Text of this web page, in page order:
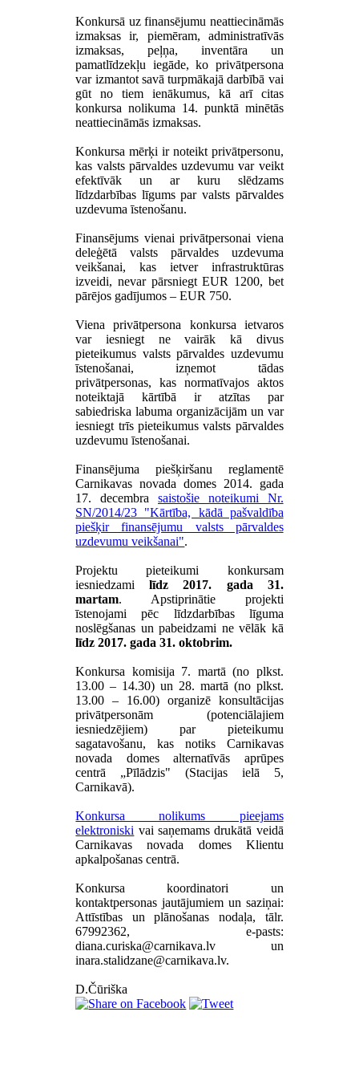
Konkursā uz finansējumu neattiecināmās
izmaksas ir, piemēram, administratīvās
izmaksas, peļņa, inventāra un
pamatlīdzekļu iegāde, ko privātpersona
var izmantot savā turpmākajā darbībā vai
gūt no tiem ienākumus, kā arī citas
konkursa nolikuma 14. punktā minētās
neattiecināmās izmaksas.
Konkursa mērķi ir noteikt privātpersonu,
kas valsts pārvaldes uzdevumu var veikt
efektīvāk un ar kuru slēdzams
līdzdarbības līgums par valsts pārvaldes
uzdevuma īstenošanu.
Finansējums vienai privātpersonai viena
deleģētā valsts pārvaldes uzdevuma
veikšanai, kas ietver infrastruktūras
izveidi, nevar pārsniegt EUR 1200, bet
pārējos gadījumos – EUR 750.
Viena privātpersona konkursa ietvaros
var iesniegt ne vairāk kā divus
pieteikumus valsts pārvaldes uzdevumu
īstenošanai, izņemot tādas
privātpersonas, kas normatīvajos aktos
noteiktajā kārtībā ir atzītas par
sabiedriska labuma organizācijām un var
iesniegt trīs pieteikumus valsts pārvaldes
uzdevumu īstenošanai.
Finansējuma piešķiršanu reglamentē
Carnikavas novada domes 2014. gada
17. decembra saistošie noteikumi Nr.
SN/2014/23 "Kārtība, kādā pašvaldība
piešķir finansējumu valsts pārvaldes
uzdevumu veikšanai".
Projektu pieteikumi konkursam
iesniedzamilīdz 2017. gada 31.
martam. Apstiprinātie projekti
īstenojami pēc līdzdarbības līguma
noslēgšanas un pabeidzami ne vēlāk kā
līdz 2017. gada 31. oktobrim.
Konkursa komisija 7. martā (no plkst.
13.00 – 14.30) un 28. martā (no plkst.
13.00 – 16.00) organizē konsultācijas
privātpersonām (potenciālajiem
iesniedzējiem) par pieteikumu
sagatavošanu, kas notiks Carnikavas
novada domes alternatīvās aprūpes
centrā „Pīlādzis" (Stacijas ielā 5,
Carnikavā).
Konkursa nolikums pieejams
elektroniski vai saņemams drukātā veidā
Carnikavas novada domes Klientu
apkalpošanas centrā.
Konkursa koordinatori un
kontaktpersonas jautājumiem un saziņai:
Attīstības un plānošanas nodaļa, tālr.
67992362, e-pasts:
un
.
D.Čūriška